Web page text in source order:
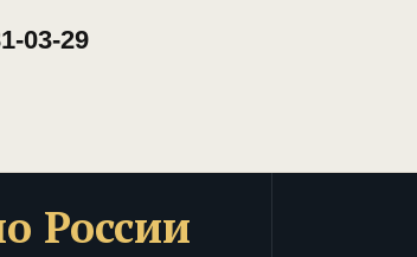
03-29
России